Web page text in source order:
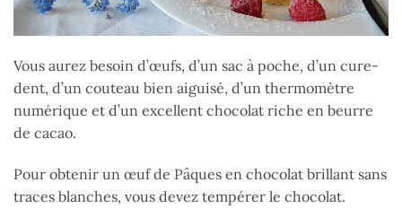
Vous aurez besoin d’œufs, d’un sac à poche, d’un cure-
dent, d’un couteau bien aiguisé, d’un thermomètre
numérique et d’un excellent chocolat riche en beurre
de cacao.
Pour obtenir un œuf de Pâques en chocolat brillant sans
traces blanches, vous devez tempérer le chocolat.